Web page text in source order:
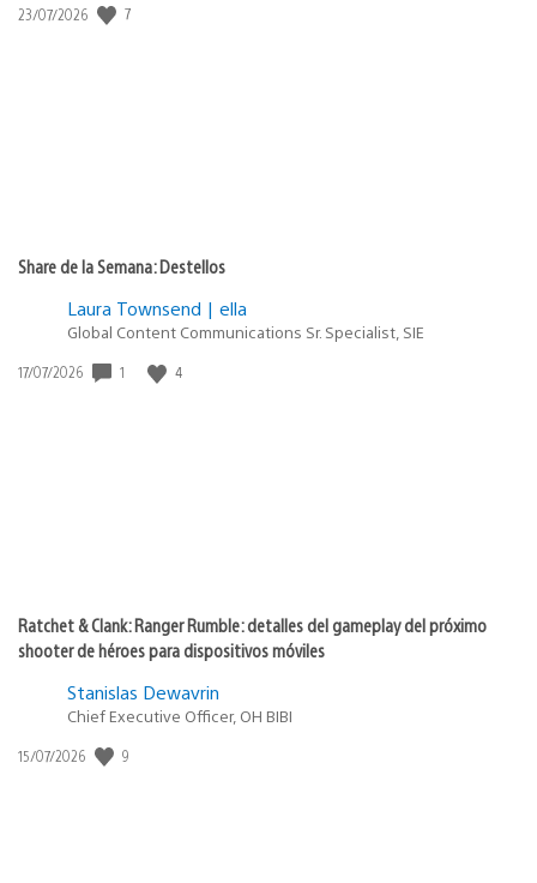
Fecha
23/07/2026 7
Share de la Semana: Destellos
Laura Townsend | ella
Global Content Communications Sr. Specialist, SIE
Fecha
17/07/2026 1 4
Ratchet & Clank: Ranger Rumble: detalles del gameplay del próximo
shooter de héroes para dispositivos móviles
Stanislas Dewavrin
Chief Executive Officer, OH BIBI
Fecha
15/07/2026 9